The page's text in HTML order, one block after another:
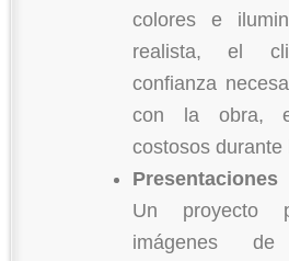
colores e
realista, el
confianza
con la obra,
costosos durante
Un proyecto
imágenes